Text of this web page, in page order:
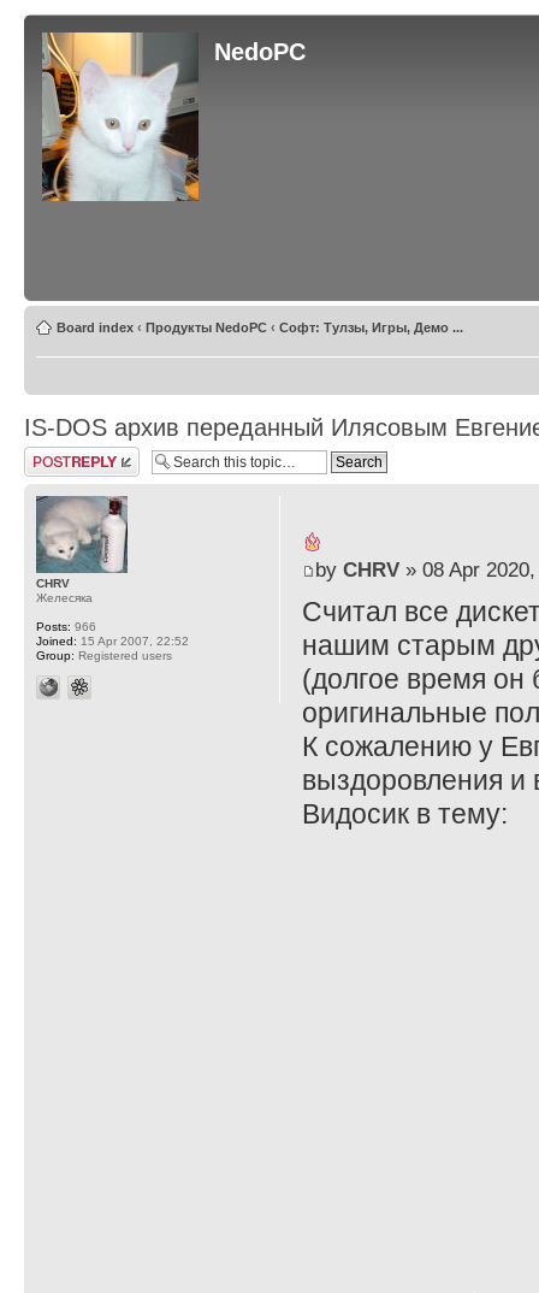
NedoPC
Board index ‹ Продукты NedoPC ‹ Софт: Тулзы, Игры, Демо ...
IS-DOS архив переданный Илясовым
Post a reply
by CHRV» 08 Apr 2020,
Считал все
нашим старым
(долгое время
оригинальные
К сожалению у
выздоровления и
Видосик в тему:
CHRV
Желесяка
Posts: 966
Joined: 15 Apr 2007, 22:52
Group: Registered users